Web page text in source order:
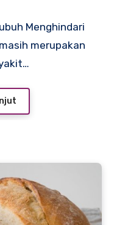
Menghindari
merupakan